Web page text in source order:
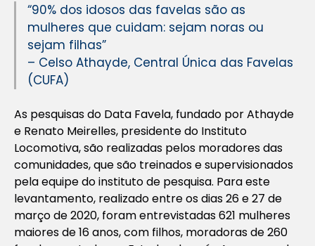
“90% dos idosos das favelas são as
mulheres que cuidam: sejam noras ou
sejam filhas”
– Celso Athayde, Central Única das Favelas
(CUFA)
As pesquisas do Data Favela, fundado por Athayde
e Renato Meirelles, presidente do Instituto
Locomotiva, são realizadas pelos moradores das
comunidades, que são treinados e supervisionados
pela equipe do instituto de pesquisa. Para este
levantamento, realizado entre os dias 26 e 27 de
março de 2020, foram entrevistadas 621 mulheres
maiores de 16 anos, com filhos, moradoras de 260